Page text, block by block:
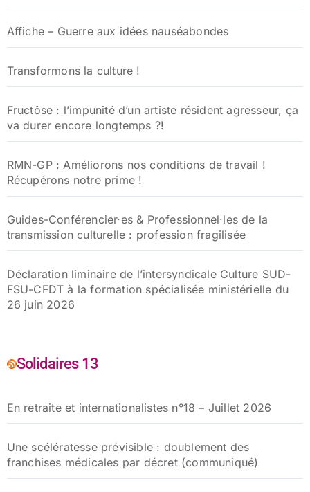
Affiche – Guerre aux idées nauséabondes
Transformons la culture !
Fructôse : l’impunité d’un artiste résident agresseur, ça
va durer encore longtemps ?!
RMN-GP : Améliorons nos conditions de travail !
Récupérons notre prime !
Guides-Conférencier·es & Professionnel·les de la
transmission culturelle : profession fragilisée
Déclaration liminaire de l’intersyndicale Culture SUD-
FSU-CFDT à la formation spécialisée ministérielle du
26 juin 2026
Solidaires 13
En retraite et internationalistes n°18 – Juillet 2026
Une scélératesse prévisible : doublement des
franchises médicales par décret (communiqué)